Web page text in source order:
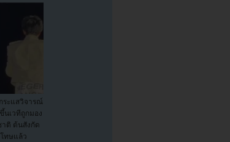
ระแสวิจารณ์
นเวทีถูกมอง
าติ ต้นสังกัด
ทษแล้ว